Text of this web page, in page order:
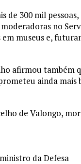
de 300 mil
no
museus e,
afirmou também
ainda
de Valongo,
da Defesa